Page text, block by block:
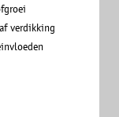
verdikking